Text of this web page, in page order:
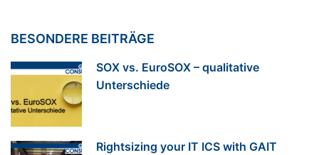
BESONDERE BEITRÄGE
SOX vs. EuroSOX – qualitative
Unterschiede
Rightsizing your IT ICS with GAIT